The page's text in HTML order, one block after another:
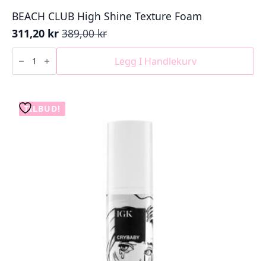
BEACH CLUB High Shine Texture Foam
389,00kr
Opprinnelig
pris
var:
389,00 kr.
311,20 kr
Nåværende
pris
er:
311,20 kr.
BEACH
CLUB
Shine
antall
Legg I Handlekurv
TILBUD!